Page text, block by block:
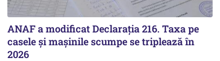
ANAF a modificat Declarația 216. Taxa pe
casele și mașinile scumpe se triplează în
2026